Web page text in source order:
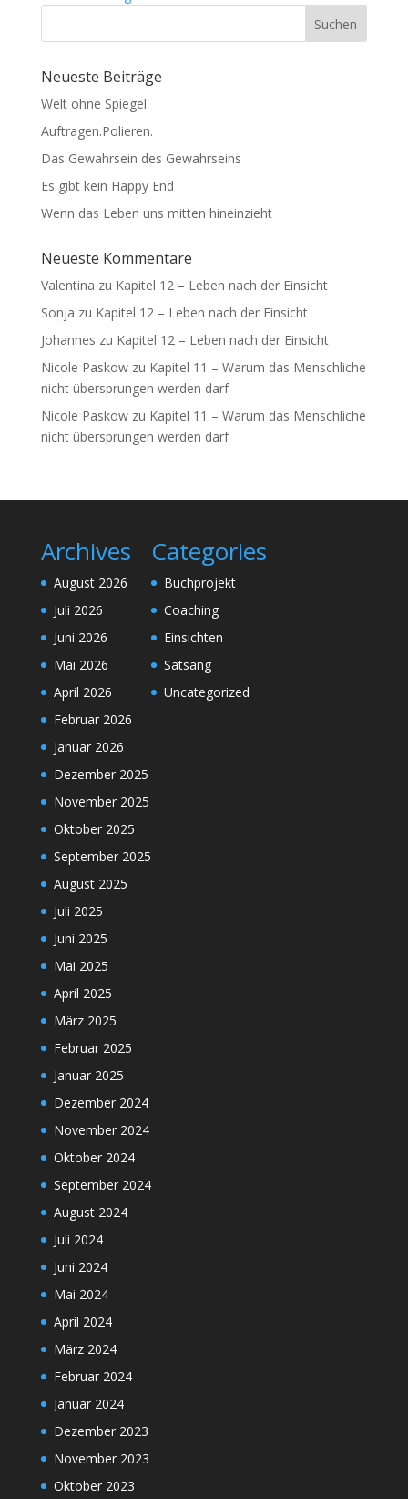
Suchen
Neueste Beiträge
Welt ohne Spiegel
Auftragen.Polieren.
Das Gewahrsein des Gewahrseins
Es gibt kein Happy End
Wenn das Leben uns mitten hineinzieht
Neueste Kommentare
Valentina zu Kapitel 12 – Leben nach der Einsicht
Sonja zu Kapitel 12 – Leben nach der Einsicht
Johannes zu Kapitel 12 – Leben nach der Einsicht
Nicole Paskowzu Kapitel 11 – Warum das Menschliche
nicht übersprungen werden darf
Nicole Paskowzu Kapitel 11 – Warum das Menschliche
nicht übersprungen werden darf
Archives
August 2026
Juli 2026
Juni 2026
Mai 2026
April 2026
Februar 2026
Januar 2026
Dezember 2025
November 2025
Oktober 2025
September 2025
August 2025
Juli 2025
Juni 2025
Mai 2025
April 2025
März 2025
Februar 2025
Januar 2025
Dezember 2024
November 2024
Oktober 2024
September 2024
August 2024
Juli 2024
Juni 2024
Mai 2024
April 2024
März 2024
Februar 2024
Januar 2024
Dezember 2023
November 2023
Oktober 2023
Categories
Buchprojekt
Coaching
Einsichten
Satsang
Uncategorized